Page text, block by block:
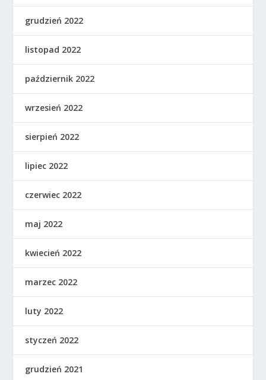
grudzień 2022
listopad 2022
październik 2022
wrzesień 2022
sierpień 2022
lipiec 2022
czerwiec 2022
maj 2022
kwiecień 2022
marzec 2022
luty 2022
styczeń 2022
grudzień 2021